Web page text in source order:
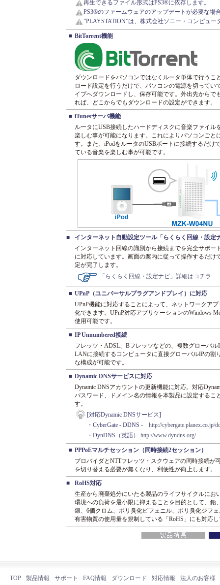
再生できるファイル形式はPS3®に依存します。
PS3®のファームウェアのアップデートが必要な場
”PLAYSTATION”は、株式会社ソニー・コンピュ
■ BitTorrent機能
ダウンロードをパソコンではなくルータ単体で行う
ロード設定を行うだけで、パソコンの電源を切って
イブへダウンロードし、保存可能です。外出先から
れば、どこからでもダウンロードの設定ができます。
■ iTunesサーバ機能
ルータにUSB接続したハードディスクに音楽ファイ
楽しむ事が可能になります。これによりパソコンごと
す。また、iPodをルータのUSBポートに接続するだけ
ている音楽を楽しむ事が可能です。
■
インターネット自動設定ツール「らくらく回線・設定
インターネット回線の識別から接続までを完全サポー
に対応しています。画面の案内に従って操作するだけ
定が完了します。
「らくらく回線・設定ナビ」詳細はコチラ
■ UPnP（ユニバーサルプラグアンドプレイ）に対応
UPnP機能に対応することによって、ネットワークア
化できます。UPnP対応アプリケーションのWindows
使用可能です。
■ IP Unnumbered接続
フレッツ・ADSL、Bフレッツなどの、複数グローバ
LANに接続するコンピュータに直接グローバルIPの割
な構成が可能です。
■ Dynamic DNSサービスに対応
Dynamic DNSアカウントの更新機能に対応。対応
パスワード、ドメイン名の情報を本製品に設定する
す。
[対応Dynamic DNSサービス]
・CyberGate - DDNS - http://cybergate.planex.co.jp/
・DynDNS（英語） http://www.dyndns.org/
■ PPPoEマルチセッション（同時接続2セッション）
プロバイダとNTTフレッツ・スクウェアの同時接続が
を切り替える必要が無くなり、利便性が向上します。
■
RoHS対応
生産から廃棄処分にいたる製品のライフサイクルにお
環境への負荷を最小限に抑えることを目的として、鉛
銀、6価クロム、ポリ臭化ビフェニル、ポリ臭化ジフ
有害物質の使用量を規制している「RoHS」にも対応
TOP 製品情報 サポート FAQ情報 ダウンロード 対応情報 法人のお客様